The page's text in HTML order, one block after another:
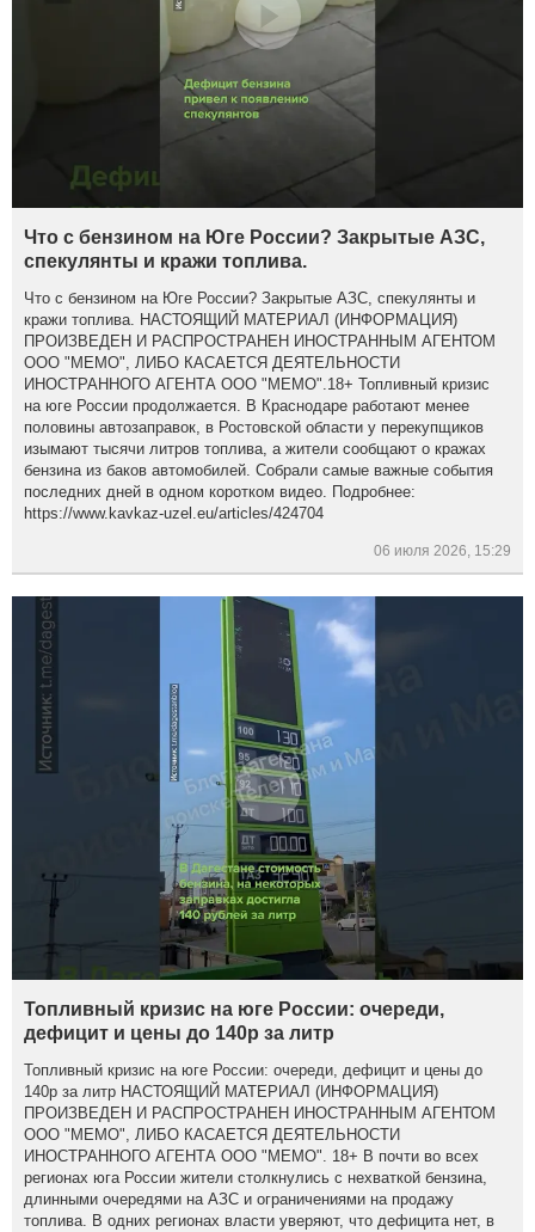
Что с бензином на Юге России? Закрытые АЗС,
спекулянты и кражи топлива.
Что с бензином на Юге России? Закрытые АЗС, спекулянты и
кражи топлива. НАСТОЯЩИЙ МАТЕРИАЛ (ИНФОРМАЦИЯ)
ПРОИЗВЕДЕН И РАСПРОСТРАНЕН ИНОСТРАННЫМ АГЕНТОМ
ООО "МЕМО", ЛИБО КАСАЕТСЯ ДЕЯТЕЛЬНОСТИ
ИНОСТРАННОГО АГЕНТА ООО "МЕМО".18+ Топливный кризис
на юге России продолжается. В Краснодаре работают менее
половины автозаправок, в Ростовской области у перекупщиков
изымают тысячи литров топлива, а жители сообщают о кражах
бензина из баков автомобилей. Собрали самые важные события
последних дней в одном коротком видео. Подробнее:
https://www.kavkaz-uzel.eu/articles/424704
06 июля 2026, 15:29
Топливный кризис на юге России: очереди,
дефицит и цены до 140р за литр
Топливный кризис на юге России: очереди, дефицит и цены до
140р за литр НАСТОЯЩИЙ МАТЕРИАЛ (ИНФОРМАЦИЯ)
ПРОИЗВЕДЕН И РАСПРОСТРАНЕН ИНОСТРАННЫМ АГЕНТОМ
ООО "МЕМО", ЛИБО КАСАЕТСЯ ДЕЯТЕЛЬНОСТИ
ИНОСТРАННОГО АГЕНТА ООО "МЕМО". 18+ В почти во всех
регионах юга России жители столкнулись с нехваткой бензина,
длинными очередями на АЗС и ограничениями на продажу
топлива. В одних регионах власти уверяют, что дефицита нет, в